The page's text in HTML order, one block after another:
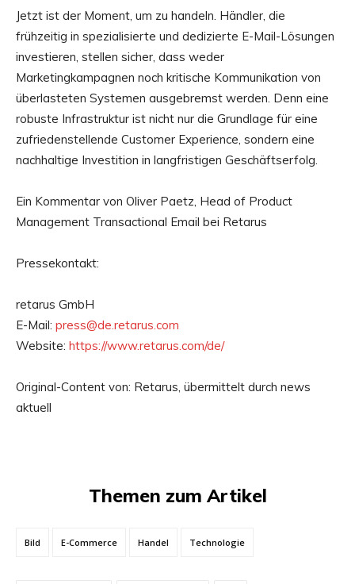
Jetzt ist der Moment, um zu handeln. Händler, die
frühzeitig in spezialisierte und dedizierte E-Mail-Lösungen
investieren, stellen sicher, dass weder
Marketingkampagnen noch kritische Kommunikation von
überlasteten Systemen ausgebremst werden. Denn eine
robuste Infrastruktur ist nicht nur die Grundlage für eine
zufriedenstellende Customer Experience, sondern eine
nachhaltige Investition in langfristigen Geschäftserfolg.
Ein Kommentar von Oliver Paetz, Head of Product
Management Transactional Email bei Retarus
Pressekontakt:
retarus GmbH
E-Mail: press@de.retarus.com
Website: https://www.retarus.com/de/
Original-Content von: Retarus, übermittelt durch news
aktuell
Themen zum Artikel
Bild E-Commerce Handel Technologie